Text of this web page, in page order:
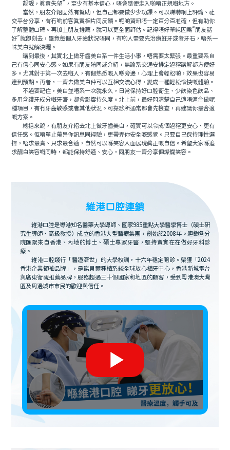
靓靓，真實失望”，至少有基本信心，唔會隨便走入啲唔正規嘅地方。
當然，朋友介紹固然有幫助，但自己都要做少少功課。可以睇嚇網上評論、社
交平台分享，有冇啲前客真實相片同反饋。呢啲資訊唔一定百分百准確，但有助你
了解整體口碑。再加上朋友推薦，就可以更全面評估。記得唔好單純因爲“朋友話
好”就即刻去，畢竟每個人牙齒狀況唔同，有啲人需要先治療蛀牙或者牙石，唔系一
味美白就解決曬。
講到最後，其實北上做牙齒美白系一件生活小事，唔需要太緊張。最重要系自
己有信心同安心感。如果有朋友陪同或介紹，無論系交通安排定過程講解都方便好
多。尤其對于第一次去嘅人，有個熟悉嘅人喺旁邊，心理上會輕松啲，效果也容易
達到預期。再者，一齊去做美白仲可以互相交流心得，變成一種輕松愉快嘅體驗。
不過要記住，美白並唔系一次就永久，日常保持好口腔衛生、少飲染色飲品、
多用含護牙成分嘅牙膏，都會影響持久度。北上前，最好問清楚自己適唔適合做呢
種項目，有冇牙齒敏感或者其他狀況。可靠診所通常都會先檢查，再建議你最合適
嘅方案。
總括來說，有朋友介紹去北上做牙齒美白，確實可以令成個過程更安心、更有
信任感。佢唔單止帶畀你訊息同經驗，更帶畀你安全嘅感覺。只要自己保持理性選
擇，唔求最貴、只求最合適，自然可以喺笑容入面展現真正嘅自信。希望大家喺追
求靓白笑容嘅同時，都能保持舒適、安心，同朋友一齊分享個燦爛笑容。
維港口腔連鎖
維港口腔是粵港知名醫藥大學導師、國家985重點大學醫學博士（碩士研
究生導師、高級教授）成立的香港大型醫療集團，創始於2008年。連鎖各分
院匯聚來自香港、內地的博士、碩士專家牙醫，堅持實實在在做好牙科診
療。
維港口腔踐行「醫道濟世」的大學校訓，十六年穩定開診。榮獲「2024
香港企業領袖品牌」，是諾貝爾種植系統全球放心植牙中心，香港新城電台
與廣東衛視推薦品牌，服務超過三十個國家和地區的顧客，受到粵港澳大灣
區及周邊城市市民的歡迎與信任。